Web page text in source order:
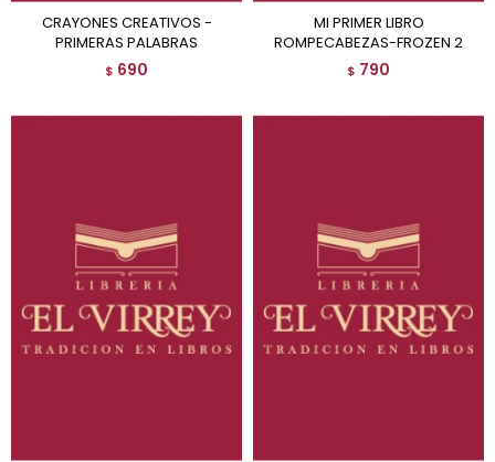
CRAYONES CREATIVOS -
PRIMERAS PALABRAS
$ 690
MI PRIMER LIBRO
ROMPECABEZAS-FROZEN 2
$ 790